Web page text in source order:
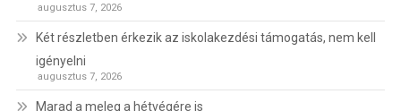
augusztus 7, 2026
Két részletben érkezik az iskolakezdési támogatás, nem kell
igényelni
augusztus 7, 2026
Marad a meleg a hétvégére is